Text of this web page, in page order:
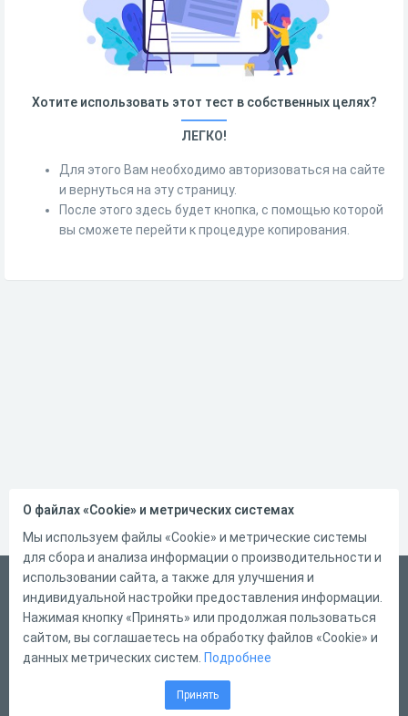
Хотите использовать этот тест в собственных целях?
ЛЕГКО!
Для этого Вам необходимо авторизоваться на сайте
и вернуться на эту страницу.
После этого здесь будет кнопка, с помощью которой
вы сможете перейти к процедуре копирования.
Русский
Справка
Форма обратной связи
О файлах «Cookie» и метрических системах
Мы используем файлы «Cookie» и метрические системы
для сбора и анализа информации о производительности и
использовании сайта, а также для улучшения и
индивидуальной настройки предоставления информации.
Нажимая кнопку «Принять» или продолжая пользоваться
сайтом, вы соглашаетесь на обработку файлов «Cookie» и
данных метрических систем. Подробнее
Принять